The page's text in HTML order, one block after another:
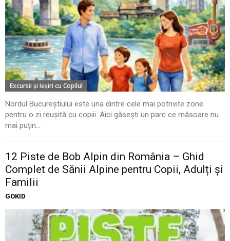
Excursii şi Ieşiri cu Copilul
Nordul Bucureștiului este una dintre cele mai potrivite zone
pentru o zi reușită cu copiii. Aici găsești un parc ce măsoare nu
mai puțin...
12 Piste de Bob Alpin din România – Ghid
Complet de Sănii Alpine pentru Copii, Adulți și
Familii
GOKID